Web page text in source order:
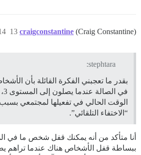
craigconstantine (Craig Constantine) 14 فبراير 13
stephtara:
بقدر ما تعجبني الفكرة القائلة بأن
الوقت الحالي في تفعيلها لمجتمعي بسبب
“الاختفاء التلقائي”.
ببساطة قفل الأشخاص هناك عندما تراهم